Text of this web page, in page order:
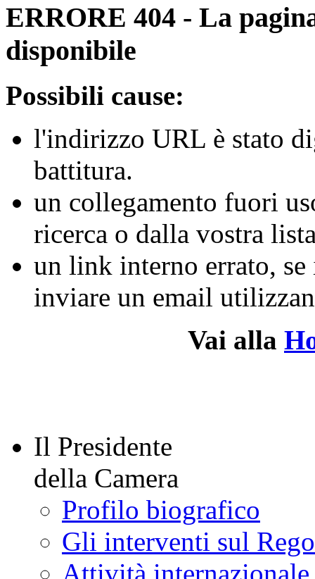
ERRORE 404 - La
disponibile
Possibili cause:
l'indirizzo URL è stato
battitura.
un collegamento fuori
ricerca o dalla vostra
un link interno errato,
inviare un email
Vai alla
Il Presidente
della Camera
Profilo biografico
Gli interventi sul